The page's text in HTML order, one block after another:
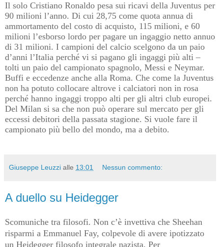
Il solo Cristiano Ronaldo pesa sui ricavi della Juventus per
90 milioni l’anno. Di cui 28,75 come quota annua di
ammortamento del costo di acquisto, 115 milioni, e 60
milioni l’esborso lordo per pagare un ingaggio netto annuo
di 31 milioni. I campioni del calcio scelgono da un paio
d’anni l’Italia perché vi si pagano gli ingaggi più alti –
tolti un paio del campionato spagnolo, Messi e Neymar.
Buffi e eccedenze anche alla Roma. Che come la Juventus
non ha potuto collocare altrove i calciatori non in rosa
perché hanno ingaggi troppo alti per gli altri club europei.
Del Milan si sa che non può operare sul mercato per gli
eccessi debitori della passata stagione. Si vuole fare il
campionato più bello del mondo, ma a debito.
Giuseppe Leuzzi alle 13:01 Nessun commento:
A duello su Heidegger
Scomuniche tra filosofi. Non c’è invettiva che Sheehan
risparmi a Emmanuel Fay, colpevole di avere ipotizzato
un Heidegger filosofo integrale nazista. Per